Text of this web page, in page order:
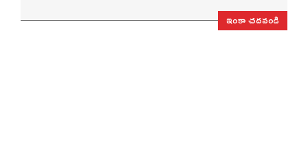
ఇంకా చదవండి